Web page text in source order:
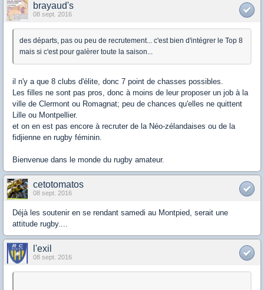
brayaud's
08 sept. 2016
des départs, pas ou peu de recrutement... c'est bien d'intégrer le Top 8
mais si c'est pour galèrer toute la saison...
il n'y a que 8 clubs d'élite, donc 7 point de chasses possibles.
Les filles ne sont pas pros, donc à moins de leur proposer un job à la
ville de Clermont ou Romagnat; peu de chances qu'elles ne quittent
Lille ou Montpellier.
et on en est pas encore à recruter de la Néo-zélandaises ou de la
fidjienne en rugby féminin.
Bienvenue dans le monde du rugby amateur.
cetotomatos
08 sept. 2016
Déjà les soutenir en se rendant samedi au Montpied, serait une
attitude rugby....
l'exil
08 sept. 2016